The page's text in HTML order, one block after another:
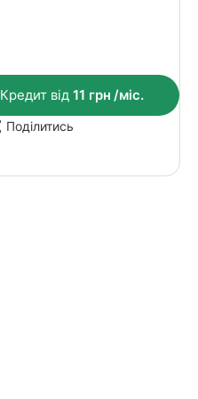
Кредит від 11 грн /міс.
Поділитись